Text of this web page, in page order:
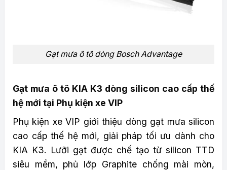
Gạt mưa ô tô dòng Bosch Advantage
Gạt mưa ô tô KIA K3 dòng silicon cao cấp thế
hệ mới tại Phụ kiện xe VIP
Phụ kiện xe VIP giới thiệu dòng gạt mưa silicon
cao cấp thế hệ mới, giải pháp tối ưu dành cho
KIA K3. Lưỡi gạt được chế tạo từ silicon TTD
siêu mềm, phủ lớp Graphite chống mài mòn,